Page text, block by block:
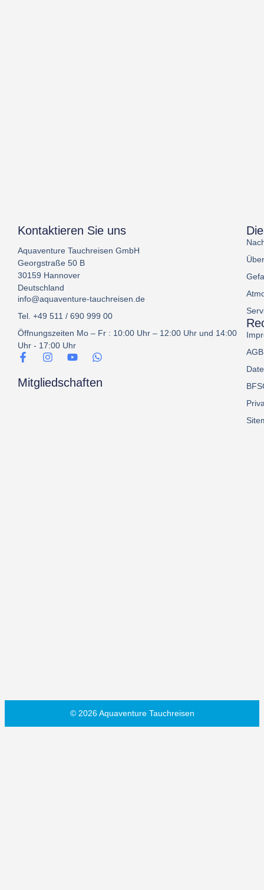
Kontaktieren Sie uns
Aquaventure Tauchreisen GmbH
Georgstraße 50 B
30159 Hannover
Deutschland
info@aquaventure-tauchreisen.de
Tel. +49 511 / 690 999 00
Öffnungszeiten Mo – Fr : 10:00 Uhr – 12:00 Uhr und 14:00
Uhr - 17:00 Uhr
Mitgliedschaften
AGB
© 2026 Aquaventure Tauchreisen